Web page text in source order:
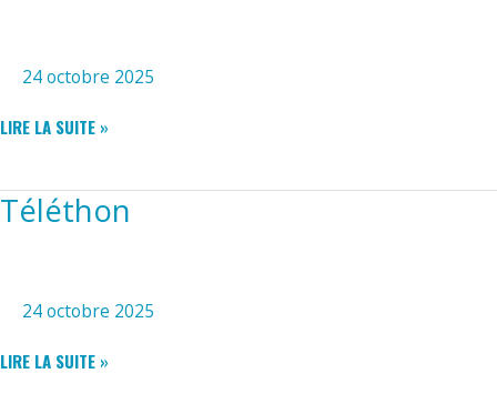
24 octobre 2025
MARCHÉ
LIRE LA SUITE »
Téléthon
24 octobre 2025
TÉLÉTHON
LIRE LA SUITE »